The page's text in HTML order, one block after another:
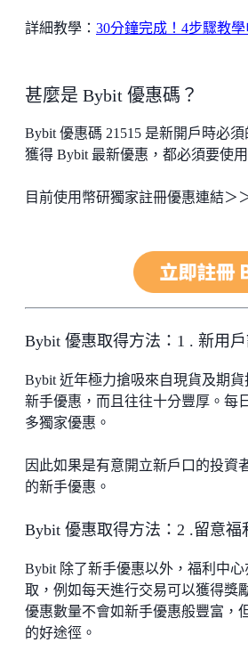
詳細教學： 30分鐘完成！4步驟教
甚麼是 Bybit 優惠碼？
Bybit 優惠碼 21515 是新開戶時必
獲得 Bybit 最新優惠，都必須要使
目前使用幣研獨家註冊優惠連結＞
Bybit 優惠取得方法：1 . 新用
Bybit 近年極力搶吸來自現貨及期
新手優惠，而且往往十分豐厚。每
多獨家優惠。
因此如果是有意開立新戶口的投資
的新手優惠。
Bybit 優惠取得方法：2 .留意福
Bybit 除了新手優惠以外，福利中
取，例如每天進行交易可以獲得獎
優惠數量不會如新手優惠般豐富，
的好途徑。